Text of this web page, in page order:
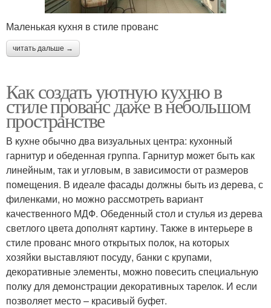
Маленькая кухня в стиле прованс
читать дальше →
Как создать уютную кухню в
стиле прованс даже в небольшом
пространстве
В кухне обычно два визуальных центра: кухонный
гарнитур и обеденная группа. Гарнитур может быть как
линейным, так и угловым, в зависимости от размеров
помещения. В идеале фасады должны быть из дерева, с
филенками, но можно рассмотреть вариант
качественного МДФ. Обеденный стол и стулья из дерева
светлого цвета дополнят картину. Также в интерьере в
стиле прованс много открытых полок, на которых
хозяйки выставляют посуду, банки с крупами,
декоративные элементы, можно повесить специальную
полку для демонстрации декоративных тарелок. И если
позволяет место – красивый буфет.